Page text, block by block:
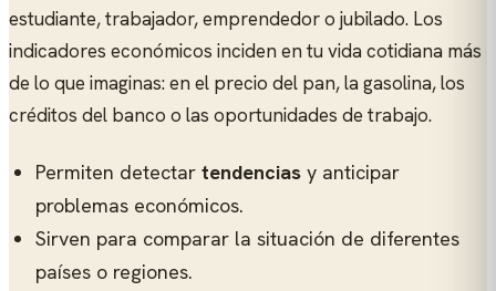
estudiante, trabajador, emprendedor o jubilado. Los
indicadores económicos inciden en tu vida cotidiana más
de lo que imaginas: en el precio del pan, la gasolina, los
créditos del banco o las oportunidades de trabajo.
Permiten detectar tendencias y anticipar
problemas económicos.
Sirven para comparar la situación de diferentes
países o regiones.